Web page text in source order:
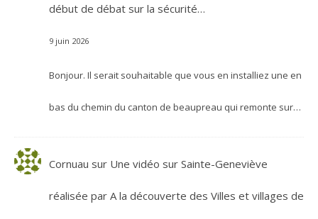
début de débat sur la sécurité…
9 juin 2026
Bonjour. Il serait souhaitable que vous en installiez une en
bas du chemin du canton de beaupreau qui remonte sur…
Cornuau sur Une vidéo sur Sainte-Geneviève
réalisée par A la découverte des Villes et villages de